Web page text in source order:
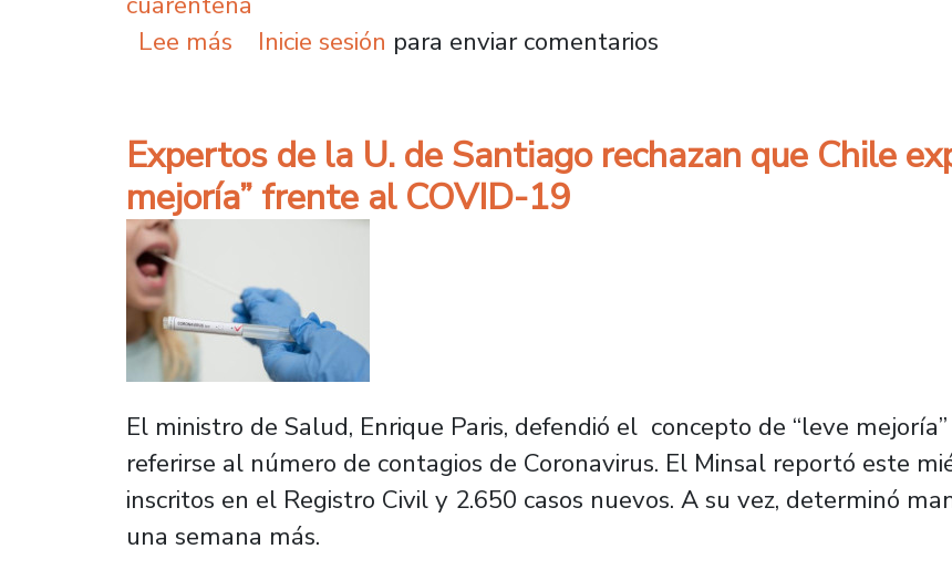
Lee más sobre Especialistas Usach advierten sobre expansión del
Inicie sesión para enviar comentarios
Expertos de la U. de Santiago rechazan que Chile
mejoría” frente al COVID-19
El ministro de Salud, Enrique Paris, defendió el concepto de “leve
referirse al número de contagios de Coronavirus. El Minsal reportó este
inscritos en el Registro Civil y 2.650 casos nuevos. A su vez, determinó
una semana más.